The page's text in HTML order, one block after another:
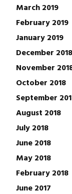
March 2019
February 2019
January 2019
December 2018
November
October 2018
September
August 2018
July 2018
June 2018
May 2018
February 2018
June 2017